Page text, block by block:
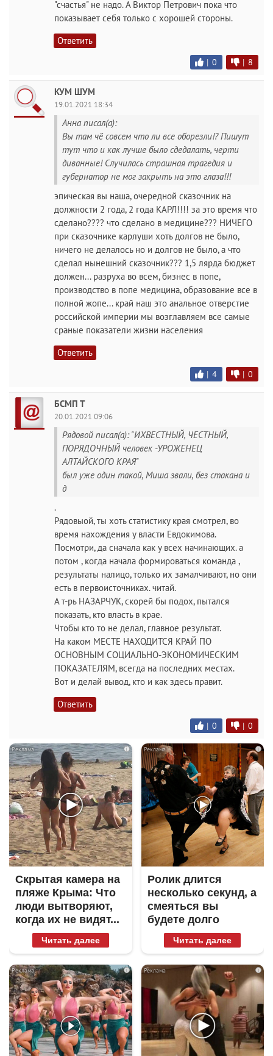
"счастья" не надо. А Виктор Петрович пока что
показывает себя только с хорошей стороны.
Ответить
| 0 | 8
КУМ ШУМ
19.01.2021 18:34
Анна писал(а):
Вы там чё совсем что ли все оборезли!? Пишут
тут что и как лучше было сдедалать, черти
диванные! Случилась страшная трагедия и
губернатор не мог закрыть на это глаза!!!
эпическая вы наша, очередной сказочник на
должности 2 года, 2 года КАРЛ!!!! за это время что
сделано???? что сделано в медицине??? НИЧЕГО
при сказочнике карлуши хоть долгов не было,
ничего не делалось но и долгов не было, а что
сделал нынешний сказочник??? 1,5 лярда бюджет
должен... разруха во всем, бизнес в попе,
производство в попе медицина, образование все в
полной жопе... край наш это анальное отверстие
российской империи мы возглавляем все самые
сраные показатели жизни населения
Ответить
| 4 | 0
БСМП Т
20.01.2021 09:06
Рядовой писал(а): "ИХВЕСТНЫЙ, ЧЕСТНЫЙ,
ПОРЯДОЧНЫЙ человек -УРОЖЕНЕЦ
АЛТАЙСКОГО КРАЯ"
был уже один такой, Миша звали, без стакана и
д
.
Рядовыой, ты хоть статистику края смотрел, во
время нахождения у власти Евдокимова.
Посмотри, да сначала как у всех начинающих. а
потом , когда начала формироваться команда ,
результаты налицо, только их замалчивают, но они
есть в первоисточниках. читай.
А т-рь НАЗАРЧУК, скорей бы подох, пытался
показать, кто власть в крае.
Чтобы кто то не делал, главное результат.
На каком МЕСТЕ НАХОДИТСЯ КРАЙ ПО
ОСНОВНЫМ СОЦИАЛЬНО-ЭКОНОМИЧЕСКИМ
ПОКАЗАТЕЛЯМ, всегда на последних местах.
Вот и делай вывод, кто и как здесь правит.
Ответить
| 0 | 0
i
Скрытая камера на
пляже Крыма: Что
люди вытворяют,
когда их не видят...
Читать далее
i
Ролик длится
несколько секунд, а
смеяться вы
будете долго
Читать далее
i i